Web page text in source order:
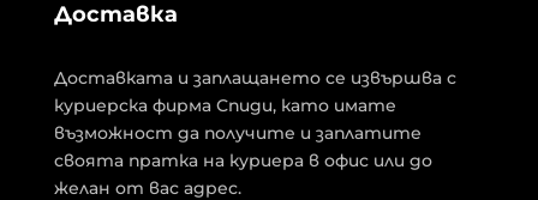
Доставка
Доставката и заплащането се извършва с
куриерска фирма Спиди, като имате
възможност да получите и заплатите
своята пратка на куриера в офис или до
желан от вас адрес.